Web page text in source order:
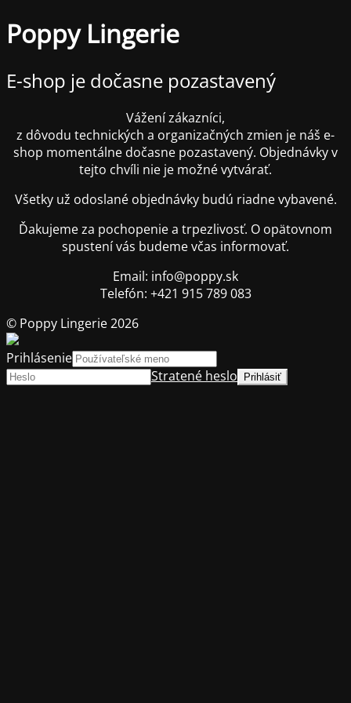
Poppy Lingerie
E-shop je dočasne pozastavený
Vážení zákazníci,
z dôvodu technických a organizačných zmien je náš e-
shop momentálne dočasne pozastavený. Objednávky v
tejto chvíli nie je možné vytvárať.
Všetky už odoslané objednávky budú riadne vybavené.
Ďakujeme za pochopenie a trpezlivosť. O opätovnom
spustení vás budeme včas informovať.
Email: info@poppy.sk
Telefón: +421 915 789 083
© Poppy Lingerie 2026
Prihlásenie
Stratené heslo